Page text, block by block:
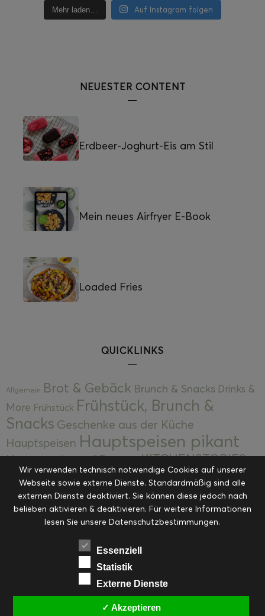
Mehr laden… Auf Instagram folgen
NEUESTER CONTENT
Erdbeer-Joghurt-Eis am Stil
Mein neues Airfryer E-Book
Loaded Fries
QUICKLINKS
Allgemein Brot & Gebäck Brunch & Snacks Drinks &
More Frühstück Frühstück, Brunch &
Snacks Geschenke aus der Küche
Hauptspeisen Hauptspeisen pikant
Hauptspeisen süßKekseKITCHENSTORIES
Kuchen, Torten & Desserts Kuchen und
Desserts Kulinarik Kulinarische Mitbringsel &
Eingemachtes Ohne Kategorie Ostern Resteküche
RezepteSaisonalSliderStartseite
Suppen, Salate & Vorspeisen
Vorspeisen, Salate & Suppen
Weihnachten Workshops & Events
Wir verwenden technisch notwendige Cookies auf unserer
Webseite sowie externe Dienste. Standardmäßig sind alle
externen Dienste deaktiviert. Sie können diese jedoch nach
belieben aktivieren & deaktivieren. Für weitere Informationen
lesen Sie unsere Datenschutzbestimmungen.
Essenziell
Statistik
Externe Dienste
✓ Akzeptieren